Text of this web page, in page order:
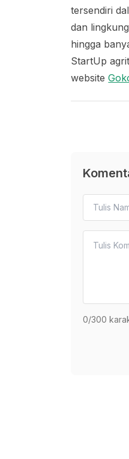
tersendiri
dan
hingga
StartUp
website
0/300